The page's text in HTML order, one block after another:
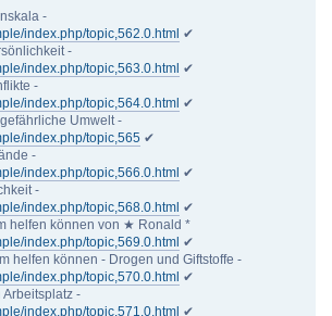
-
index.php/topic,562.0.html ✔
-
index.php/topic,563.0.html ✔
-
index.php/topic,564.0.html ✔
Umwelt -
index.php/topic,565 ✔
-
index.php/topic,566.0.html ✔
-
index.php/topic,568.0.html ✔
helfen können von ★ Ronald *
index.php/topic,569.0.html ✔
helfen können - Drogen und Giftstoffe -
index.php/topic,570.0.html ✔
-
index.php/topic,571.0.html ✔